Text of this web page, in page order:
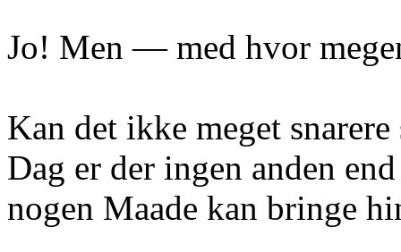
Jo! Men — med hvor
Kan det ikke meget
Dag er der ingen anden
nogen Maade kan bringe